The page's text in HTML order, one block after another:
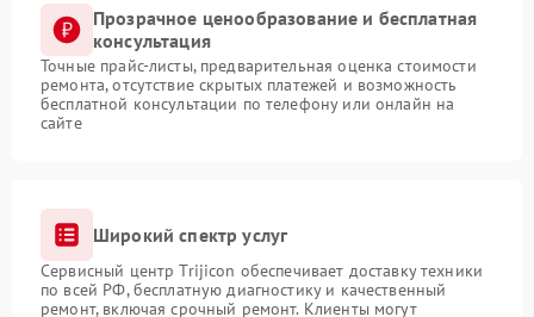
Прозрачное ценообразование и бесплатная
консультация
Точные прайс-листы, предварительная оценка стоимости
ремонта, отсутствие скрытых платежей и возможность
бесплатной консультации по телефону или онлайн на
сайте
Широкий спектр услуг
Сервисный центр Trijicon обеспечивает доставку техники
по всей РФ, бесплатную диагностику и качественный
ремонт, включая срочный ремонт. Клиенты могут